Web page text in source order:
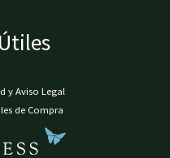
y Aviso Legal
de Compra